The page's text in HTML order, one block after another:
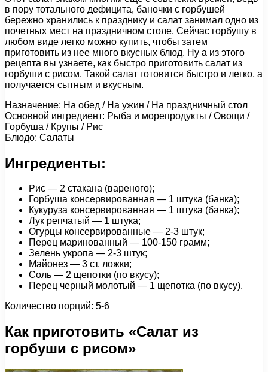
в пору тотального дефицита, баночки с горбушей
бережно хранились к празднику и салат занимал одно из
почетных мест на праздничном столе. Сейчас горбушу в
любом виде легко можно купить, чтобы затем
приготовить из нее много вкусных блюд. Ну а из этого
рецепта вы узнаете, как быстро приготовить салат из
горбуши с рисом. Такой салат готовится быстро и легко, а
получается сытным и вкусным.
Назначение: На обед / На ужин / На праздничный стол
Основной ингредиент: Рыба и морепродукты / Овощи /
Горбуша / Крупы / Рис
Блюдо: Салаты
Ингредиенты:
Рис — 2 стакана (вареного);
Горбуша консервированная — 1 штука (банка);
Кукуруза консервированная — 1 штука (банка);
Лук репчатый — 1 штука;
Огурцы консервированные — 2-3 штук;
Перец маринованный — 100-150 грамм;
Зелень укропа — 2-3 штук;
Майонез — 3 ст. ложки;
Соль — 2 щепотки (по вкусу);
Перец черный молотый — 1 щепотка (по вкусу).
Количество порций: 5-6
Как приготовить «Салат из
горбуши с рисом»